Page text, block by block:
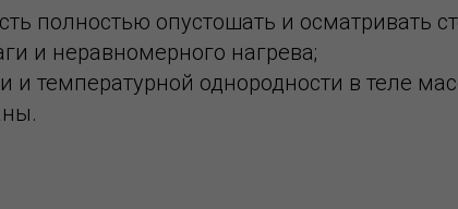
полностью опустошать и осматривать
и неравномерного нагрева;
температурной однородности в теле